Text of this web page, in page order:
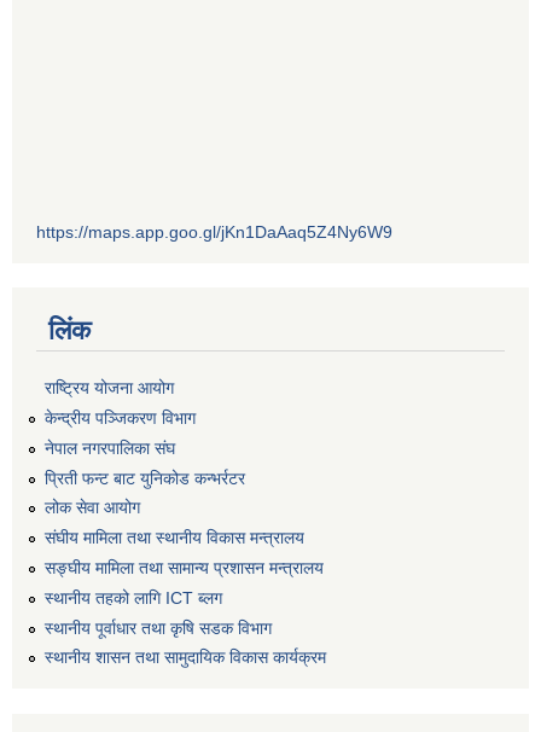
https://maps.app.goo.gl/jKn1DaAaq5Z4Ny6W9
लिंक
राष्ट्रिय योजना आयोग
केन्द्रीय पञ्जिकरण विभाग
नेपाल नगरपालिका संघ
प्रिती फन्ट बाट युनिकोड कन्भर्रटर
लोक सेवा आयोग
संघीय मामिला तथा स्थानीय विकास मन्त्रालय
सङ्घीय मामिला तथा सामान्य प्रशासन मन्त्रालय
स्थानीय तहको लागि ICT ब्लग
स्थानीय पूर्वाधार तथा कृषि सडक विभाग
स्थानीय शासन तथा सामुदायिक विकास कार्यक्रम